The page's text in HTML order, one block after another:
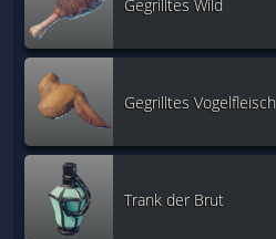
Gegrilltes Wild
Gegrilltes Vogelfleisch
Trank der Brut